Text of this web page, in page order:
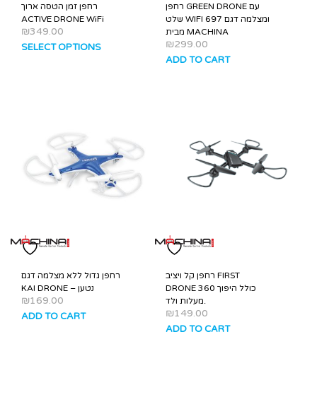
רחפן זמן הטסה ארוך
ACTIVE DRONE WiFi
₪349.00
SELECT OPTIONS
רחפן GREEN DRONE עם
שלט WIFI ומצלמה דגם 697
מבית MACHINA
₪299.00
ADD TO CART
רחפן גדול ללא מצלמה דגם
KAI DRONE – נטען
₪169.00
ADD TO CART
רחפן קל ויציב FIRST
DRONE כולל היפוך 360
מעלות ולד.
₪149.00
ADD TO CART